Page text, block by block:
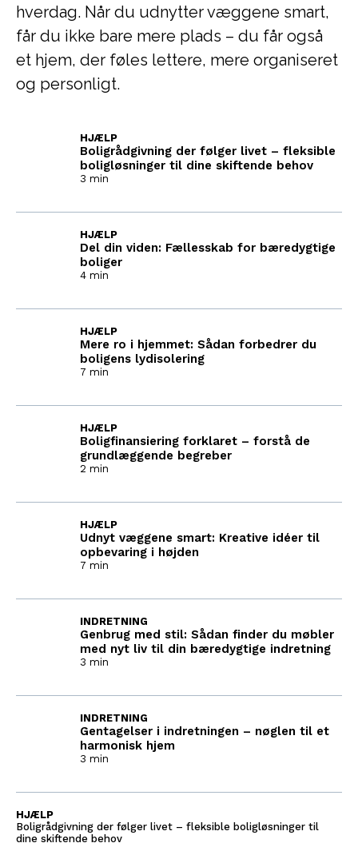
hverdag. Når du udnytter væggene smart,
får du ikke bare mere plads – du får også
et hjem, der føles lettere, mere organiseret
og personligt.
Boligrådgivning der følger livet – fleksible
boligløsninger til dine skiftende behov
HJÆLP
3 min
Del din viden: Fællesskab for bæredygtige
boliger
HJÆLP
4 min
Mere ro i hjemmet: Sådan forbedrer du
boligens lydisolering
HJÆLP
7 min
Boligfinansiering forklaret – forstå de
grundlæggende begreber
HJÆLP
2 min
Udnyt væggene smart: Kreative idéer til
opbevaring i højden
HJÆLP
7 min
Genbrug med stil: Sådan finder du møbler
med nyt liv til din bæredygtige indretning
INDRETNING
3 min
Gentagelser i indretningen – nøglen til et
harmonisk hjem
INDRETNING
3 min
Boligrådgivning der følger livet – fleksible boligløsninger til
dine skiftende behov
HJÆLP